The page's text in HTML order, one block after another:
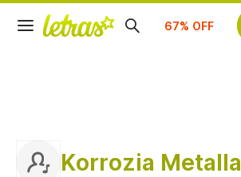
Suscríbete
Korrozia Metalla